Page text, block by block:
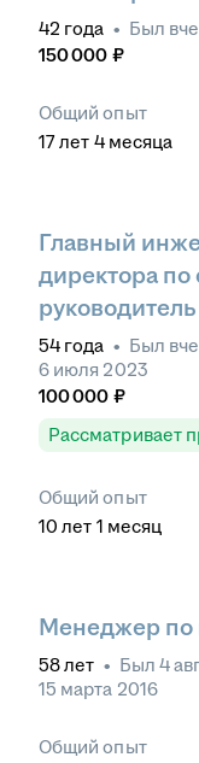
42 года • Был
150 000 ₽
Общий опыт
17лет 4 месяца
Главный
директора по
54 года • Был
6 июля 2023
100 000 ₽
Рассматривает
Общий опыт
10 лет 1 месяц
Менеджер по
58лет • Был 4
15 марта 2016
Общий опыт